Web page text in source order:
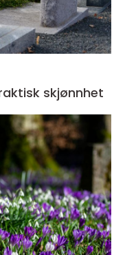
skjønnhet